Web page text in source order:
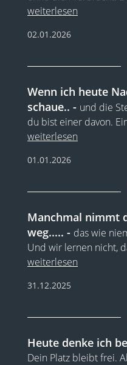
weiterlesen
02.01.2026
Wenn ich heute
schaue..
und die
du bist einer davon.
weiterlesen
01.01.2026
Manchmal nimmt
weg.....
das wie
Und wir lernen nicht,
weiterlesen
31.12.2025
Heute denke ich
Dein Platz bleibt frei.